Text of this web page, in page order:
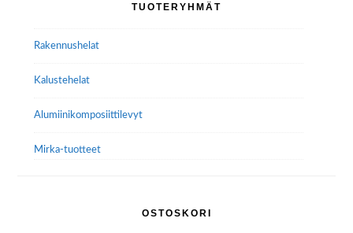
TUOTERYHMÄT
Rakennushelat
Kalustehelat
Alumiini­komposiitti­levyt
Mirka-tuotteet
OSTOSKORI